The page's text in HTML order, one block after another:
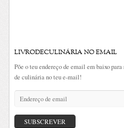
LIVRODECULINÁRIA NO EMAIL
Põe o teu endereço de email em baixo
de culinária no teu e-mail!
Endereço
email
SUBSCREVER